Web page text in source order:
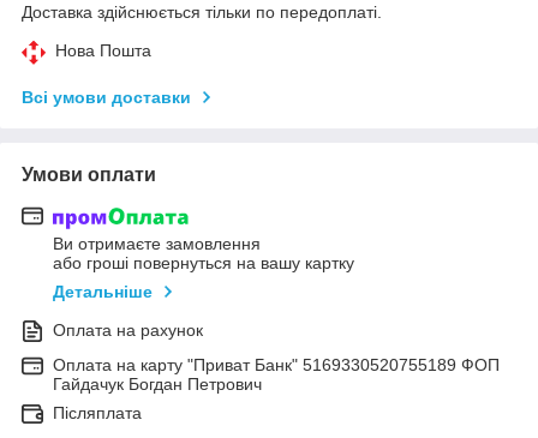
Доставка здійснюється тільки по передоплаті.
Нова Пошта
Всі умови доставки
Умови оплати
Ви отримаєте замовлення
або гроші повернуться на вашу картку
Детальніше
Оплата на рахунок
Оплата на карту "Приват Банк" 5169330520755189 ФОП
Гайдачук Богдан Петрович
Післяплата